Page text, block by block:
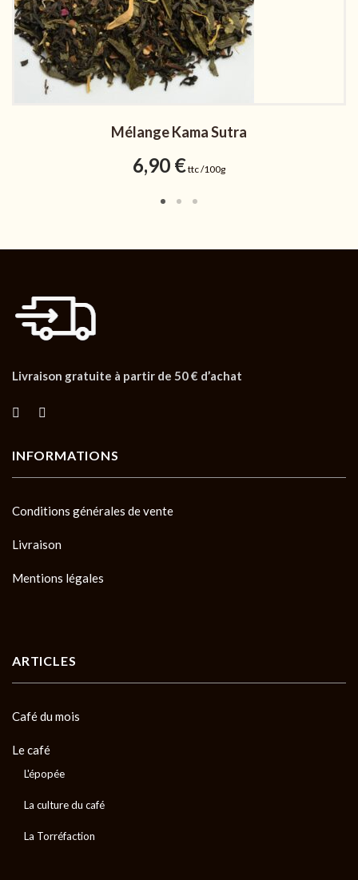
Mélange Kama Sutra
6,90 €ttc /100g
Livraison gratuite à partir de 50 € d’achat
INFORMATIONS
Conditions générales de vente
Livraison
Mentions légales
ARTICLES
Café du mois
Le café
L'épopée
La culture du café
La Torréfaction